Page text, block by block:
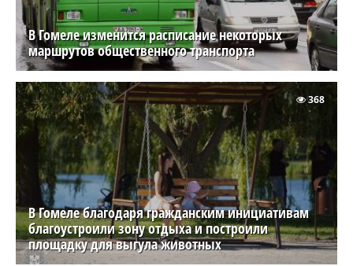
В Гомеле изменится расписание некоторых
маршрутов общественного транспорта
В Гомеле благодаря гражданским инициативам
благоустроили зону отдыха и построили
площадку для выгула животных
368